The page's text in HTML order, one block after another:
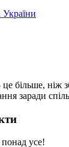
України
більше, ніж
заради